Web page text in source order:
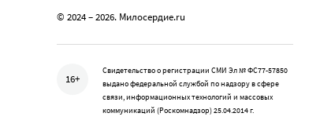
© 2024 – 2026. Милосердие.ru
16+
Свидетельство о регистрации СМИ Эл № ФС77-57850
выдано федеральной службой по надзору в сфере
связи, информационных технологий и массовых
коммуникаций (Роскомнадзор) 25.04.2014 г.